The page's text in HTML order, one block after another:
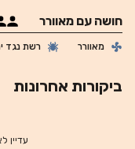
חושה עם מאוורר
מאוורר רשת נגד
ביקורות אחרונות
עדיין